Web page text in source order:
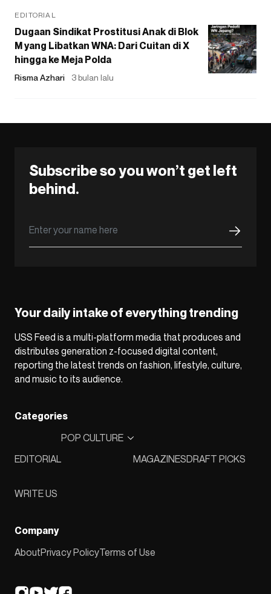
EDITORIAL
Dugaan Sindikat Prostitusi Anak di Blok
M yang Libatkan WNA: Dari Cuitan di X
hingga ke Meja Polda
Risma Azhari 3 bulan lalu
Subscribe so you won’t get left
behind.
Your daily intake of everything trending
USS Feed is a multi-platform media that produces and
distributes generation z-focused digital content,
reporting the latest trends on fashion, lifestyle, culture,
and music to its audience.
Categories
EDITORIAL
POP CULTURE
MAGAZINESDRAFT PICKS
WRITE US
Company
AboutPrivacy PolicyTerms of Use